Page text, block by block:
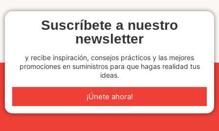
Suscríbete a nuestro
newsletter
y recibe inspiración, consejos prácticos y las mejores
promociones en suministros para que hagas realidad tus
ideas.
¡Únete ahora!